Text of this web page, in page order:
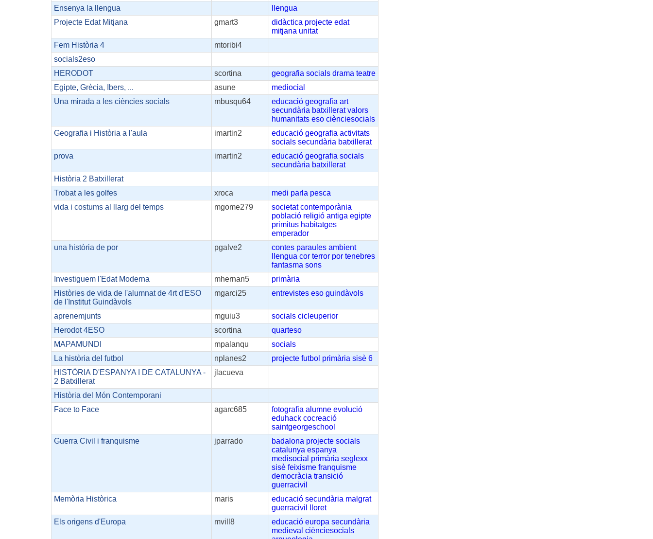
Ensenya la llengua
llengua
Projecte Edat Mitjana
gmart3 didàctica projecte edat
mitjana unitat
Fem Història 4
mtoribi4
socials2eso
HERODOT
scortina geografia socials drama teatre
Egipte, Grècia, Ibers, ...
asune
mediocial
Una mirada a les ciències socials
mbusqu64 educació geografia art
secundària batxillerat valors
humanitats eso ciènciesocials
Geografia i Història a l'aula
imartin2 educació geografia activitats
socials secundària batxillerat
prova
imartin2 educació geografia socials
secundària batxillerat
Història 2 Batxillerat
Trobat a les golfes
xroca medi parla pesca
vida i costums al llarg del temps
mgome279 societat contemporània
població religió antiga egipte
primitus habitatges
emperador
una història de por
pgalve2 contes paraules ambient
llengua cor terror por tenebres
fantasma sons
Investiguem l'Edat Moderna
mhernan5
primària
Històries de vida de l'alumnat de 4rt d'ESO
de l'Institut Guindàvols
mgarci25 entrevistes eso guindàvols
aprenemjunts mguiu3 socials cicleuperior
Herodot 4ESO
scortina
quarteso
MAPAMUNDI
mpalanqu
socials
La història del futbol
nplanes2 projecte futbol primària sisè 6
HISTÒRIA D'ESPANYA I DE CATALUNYA -
2 Batxillerat
jlacueva
Història del Món Contemporani
Face to Face
agarc685 fotografia alumne evolució
eduhack cocreació
saintgeorgeschool
Guerra Civil i franquisme
jparrado badalona projecte socials
catalunya espanya
medisocial primària seglexx
sisè feixisme franquisme
democràcia transició
guerracivil
Memòria Històrica
maris educació secundària malgrat
guerracivil
lloret
Els origens d'Europa
mvill8 educació europa secundària
medieval ciènciesocials